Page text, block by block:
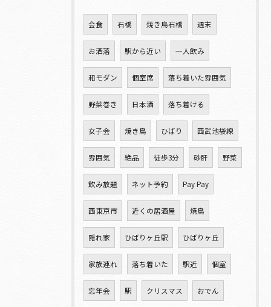
会食 石橋 焼き鳥石橋 週末
お洒落 駅から近い 一人飲み
和モダン 個室席 落ち着いた雰囲気
野菜巻き 日本酒 落ち着ける
女子会 焼き鳥 ひばり 西武池袋線
雰囲気 絶品 徒歩3分 砂肝 野菜
飲み放題 ネット予約 Pay Pay
西東京市 近くの居酒屋 焼鳥
隠れ家 ひばりヶ丘駅 ひばりヶ丘
家族連れ 落ち着いた 駅近 個室
忘年会 駅 クリスマス おでん